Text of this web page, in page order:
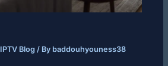
IPTV Blog / By baddouhyouness38